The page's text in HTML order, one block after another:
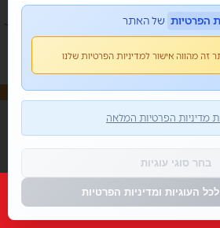
בלוג צור קשר
הפרטיות של האתר
מהווה אישור למדיניות הפרטיות שלנו
מדיניות הפרטיות המלאה
בחר סוגי עוגיות
העוגיות ומדיניות הפרטיות